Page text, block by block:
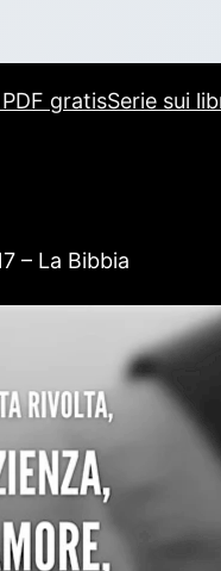
gratisSerie sui
– La Bibbia